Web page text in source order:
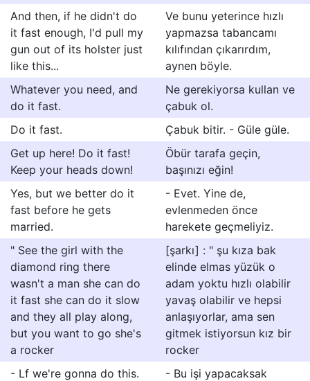
And then, if he didn't do
it fast enough, I'd pull my
gun out of its holster just
like this...
Ve bunu yeterince hızlı
yapmazsa tabancamı
kılıfından çıkarırdım,
aynen böyle.
Whatever you need, and
do it fast.
Ne gerekiyorsa kullan ve
çabuk ol.
Do it fast.
Çabuk bitir. - Güle güle.
Get up here! Do it fast!
Keep your heads down!
Öbür tarafa geçin,
başınızı eğin!
Yes, but we better do it
fast before he gets
married.
- Evet. Yine de,
evlenmeden önce
harekete geçmeliyiz.
" See the girl with the
diamond ring there
wasn't a man she can do
it fast she can do it slow
and they all play along,
but you want to go she's
a rocker
[şarkı] : " şu kıza bak
elinde elmas yüzük o
adam yoktu hızlı olabilir
yavaş olabilir ve hepsi
anlaşıyorlar, ama sen
gitmek istiyorsun kız bir
rocker
- Lf we're gonna do this.
- Bu işi yapacaksak